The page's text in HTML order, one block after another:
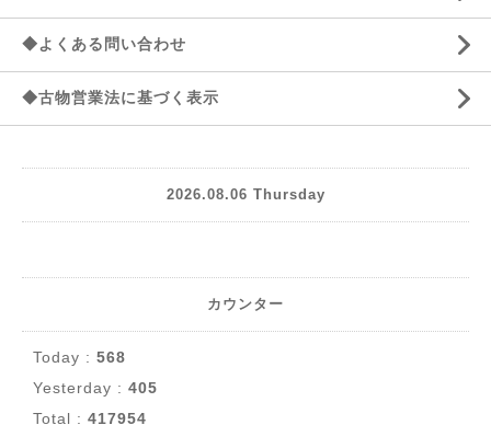
◆よくある問い合わせ
◆古物営業法に基づく表示
2026.08.06 Thursday
カウンター
Today : 568
Yesterday : 405
Total : 417954